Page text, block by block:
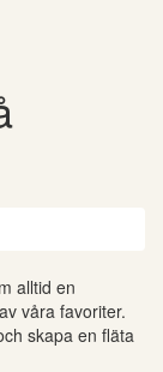
alltid en
våra favoriter.
skapa en fläta